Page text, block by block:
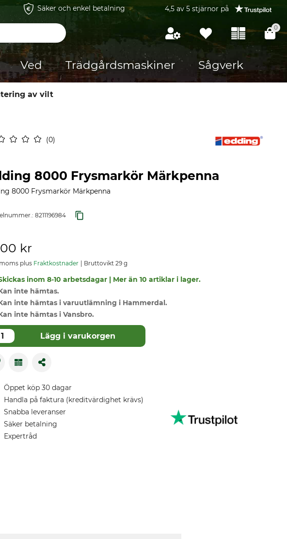
Säker och enkel betalning 4,5 av 5 stjärnor på
0
Ved Trädgårdsmaskiner Sågverk
av vilt
0
8000 Frysmarkör Märkpenna
8000 Frysmarkör Märkpenna
8211196984
kr
plus Fraktkostnader Bruttovikt 29 g
inom 8-10 arbetsdagar | Mer än 10 artiklar i lager.
inte hämtas.
inte hämtas i varuutlämning i Hammerdal.
inte hämtas i Vansbro.
Lägg i varukorgen
Öppet köp 30 dagar
Handla på faktura (kreditvärdighet krävs)
Snabba leveranser
Säker betalning
Expertråd